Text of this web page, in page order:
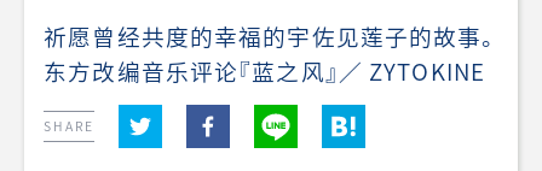
祈愿曾经共度的幸福的宇佐见莲子的故事。
东方改编音乐评论『蓝之风』／ ZYTOKINE
SHARE